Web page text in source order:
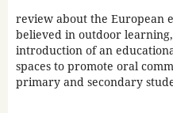
review about the European
believed in outdoor
introduction of an
spaces to promote oral
primary and secondary